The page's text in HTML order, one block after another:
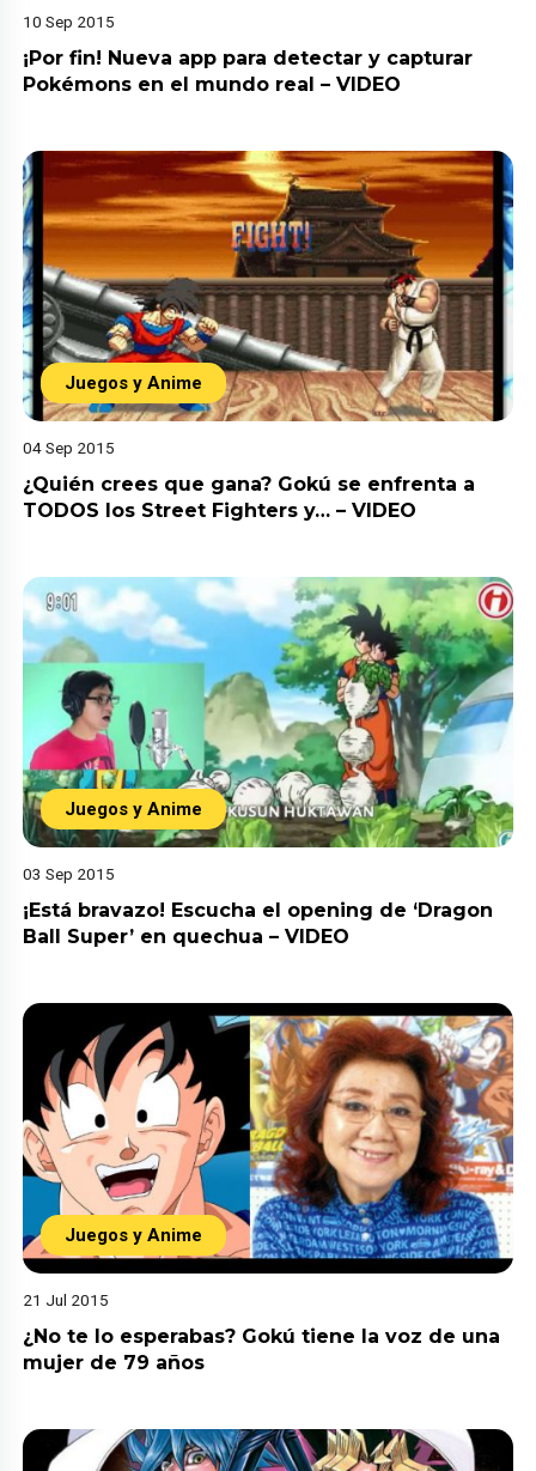
10 Sep 2015
¡Por fin! Nueva app para detectar y capturar
Pokémons en el mundo real – VIDEO
Juegos y Anime
04 Sep 2015
¿Quién crees que gana? Gokú se enfrenta a
TODOS los Street Fighters y… – VIDEO
Juegos y Anime
03 Sep 2015
¡Está bravazo! Escucha el opening de ‘Dragon
Ball Super’ en quechua – VIDEO
Juegos y Anime
21 Jul 2015
¿No te lo esperabas? Gokú tiene la voz de una
mujer de 79 años